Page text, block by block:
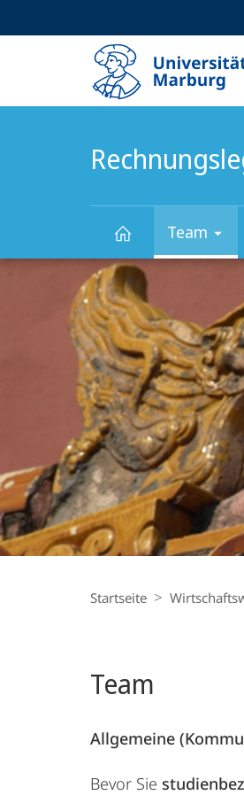
Rechnungslegung
Team
Hauptinhalt
Navigation
Startseite
Team
Allgemeine
Bevor Sie